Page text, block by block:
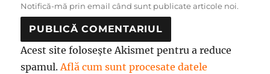
Notifică-mă prin email când sunt publicate articole noi.
Acest site folosește Akismet pentru a reduce
spamul. Află cum sunt procesate datele